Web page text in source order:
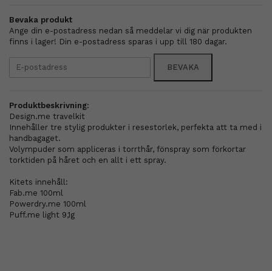
Bevaka produkt
Ange din e-postadress nedan så meddelar vi dig när produkten
finns i lager! Din e-postadress sparas i upp till 180 dagar.
BEVAKA
Produktbeskrivning:
Design.me travelkit
Innehåller tre stylig produkter i resestorlek, perfekta att ta med i
handbagaget.
Volympuder som appliceras i torrthår, fönspray som förkortar
torktiden på håret och en allt i ett spray.
Kitets innehåll:
Fab.me 100ml
Powerdry.me 100ml
Puff.me light 9,1g